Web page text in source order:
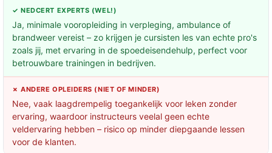
✓ NEDCERT EXPERTS (WEL!)
Ja, minimale vooropleiding in verpleging, ambulance of
brandweer vereist – zo krijgen je cursisten les van echte pro's
zoals jij, met ervaring in de spoedeisendehulp, perfect voor
betrouwbare trainingen in bedrijven.
✗ ANDERE OPLEIDERS (NIET OF MINDER)
Nee, vaak laagdrempelig toegankelijk voor leken zonder
ervaring, waardoor instructeurs veelal geen echte
veldervaring hebben – risico op minder diepgaande lessen
voor de klanten.